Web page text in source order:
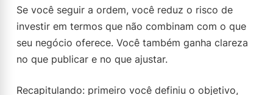
Se você seguir a ordem, você reduz o risco de
investir em termos que não combinam com o que
seu negócio oferece. Você também ganha clareza
no que publicar e no que ajustar.
Recapitulando: primeiro você definiu o objetivo,